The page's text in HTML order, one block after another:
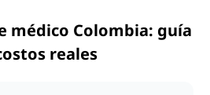
médico Colombia: guía
reales